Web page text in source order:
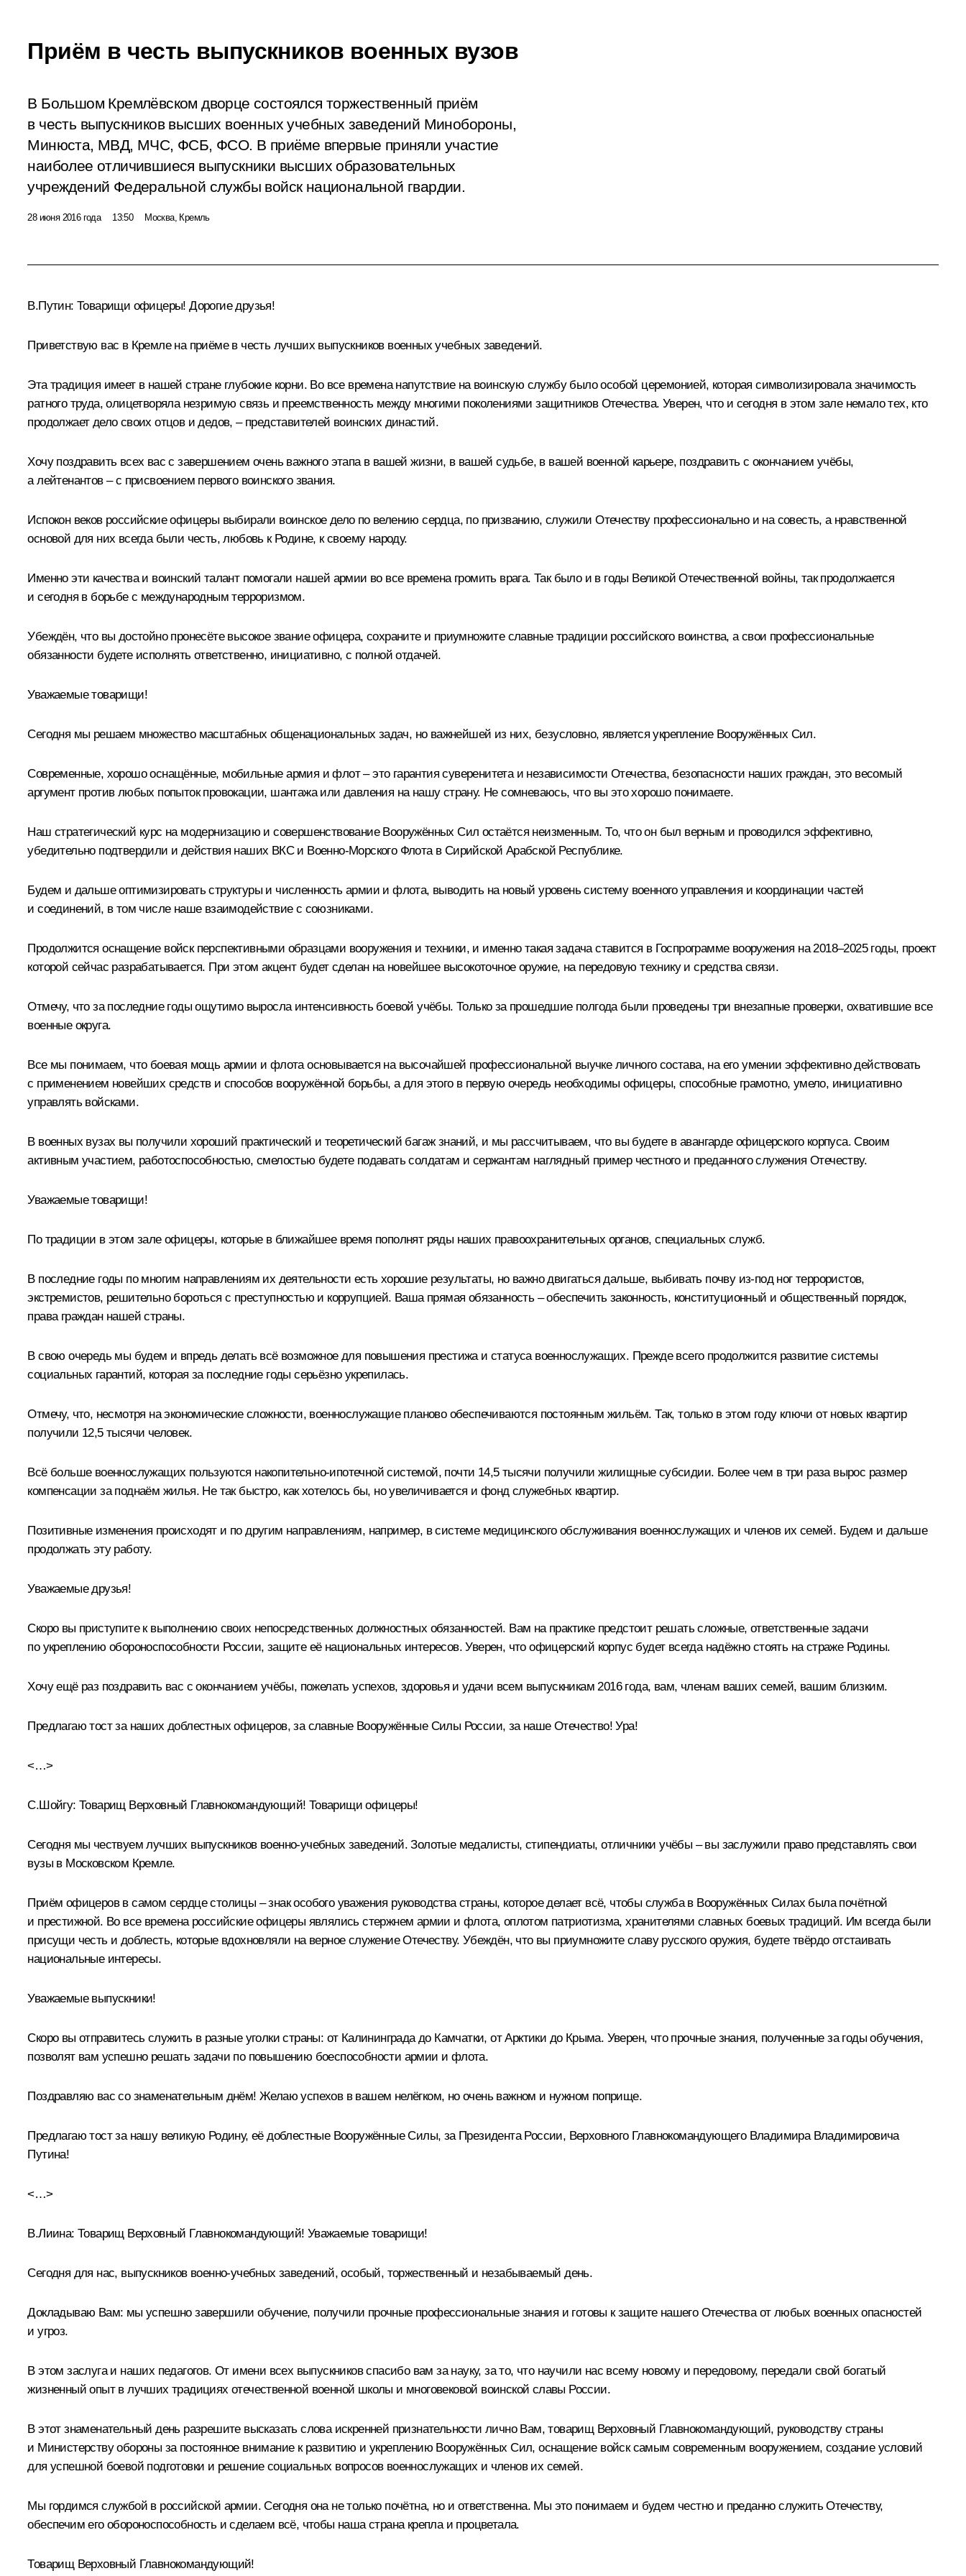
Приём в честь выпускников военных вузов
В Большом Кремлёвском дворце состоялся торжественный приём
в честь выпускников высших военных учебных заведений Минобороны,
Минюста, МВД, МЧС, ФСБ, ФСО. В приёме впервые приняли участие
наиболее отличившиеся выпускники высших образовательных
учреждений Федеральной службы войск национальной гвардии.
28 июня 2016 года 13:50 Москва, Кремль
В.Путин: Товарищи офицеры! Дорогие друзья!
Приветствую вас в Кремле на приёме в честь лучших выпускников военных учебных заведений.
Эта традиция имеет в нашей стране глубокие корни. Во все времена напутствие на воинскую службу было особой церемонией, которая символизировала значимость
ратного труда, олицетворяла незримую связь и преемственность между многими поколениями защитников Отечества. Уверен, что и сегодня в этом зале немало тех, кто
продолжает дело своих отцов и дедов, – представителей воинских династий.
Хочу поздравить всех вас с завершением очень важного этапа в вашей жизни, в вашей судьбе, в вашей военной карьере, поздравить с окончанием учёбы,
а лейтенантов – с присвоением первого воинского звания.
Испокон веков российские офицеры выбирали воинское дело по велению сердца, по призванию, служили Отечеству профессионально и на совесть, а нравственной
основой для них всегда были честь, любовь к Родине, к своему народу.
Именно эти качества и воинский талант помогали нашей армии во все времена громить врага. Так было и в годы Великой Отечественной войны, так продолжается
и сегодня в борьбе с международным терроризмом.
Убеждён, что вы достойно пронесёте высокое звание офицера, сохраните и приумножите славные традиции российского воинства, а свои профессиональные
обязанности будете исполнять ответственно, инициативно, с полной отдачей.
Уважаемые товарищи!
Сегодня мы решаем множество масштабных общенациональных задач, но важнейшей из них, безусловно, является укрепление Вооружённых Сил.
Современные, хорошо оснащённые, мобильные армия и флот – это гарантия суверенитета и независимости Отечества, безопасности наших граждан, это весомый
аргумент против любых попыток провокации, шантажа или давления на нашу страну. Не сомневаюсь, что вы это хорошо понимаете.
Наш стратегический курс на модернизацию и совершенствование Вооружённых Сил остаётся неизменным. То, что он был верным и проводился эффективно,
убедительно подтвердили и действия наших ВКС и Военно-Морского Флота в Сирийской Арабской Республике.
Будем и дальше оптимизировать структуры и численность армии и флота, выводить на новый уровень систему военного управления и координации частей
и соединений, в том числе наше взаимодействие с союзниками.
Продолжится оснащение войск перспективными образцами вооружения и техники, и именно такая задача ставится в Госпрограмме вооружения на 2018–2025 годы, проект
которой сейчас разрабатывается. При этом акцент будет сделан на новейшее высокоточное оружие, на передовую технику и средства связи.
Отмечу, что за последние годы ощутимо выросла интенсивность боевой учёбы. Только за прошедшие полгода были проведены три внезапные проверки, охватившие все
военные округа.
Все мы понимаем, что боевая мощь армии и флота основывается на высочайшей профессиональной выучке личного состава, на его умении эффективно действовать
с применением новейших средств и способов вооружённой борьбы, а для этого в первую очередь необходимы офицеры, способные грамотно, умело, инициативно
управлять войсками.
В военных вузах вы получили хороший практический и теоретический багаж знаний, и мы рассчитываем, что вы будете в авангарде офицерского корпуса. Своим
активным участием, работоспособностью, смелостью будете подавать солдатам и сержантам наглядный пример честного и преданного служения Отечеству.
Уважаемые товарищи!
По традиции в этом зале офицеры, которые в ближайшее время пополнят ряды наших правоохранительных органов, специальных служб.
В последние годы по многим направлениям их деятельности есть хорошие результаты, но важно двигаться дальше, выбивать почву из‑под ног террористов,
экстремистов, решительно бороться с преступностью и коррупцией. Ваша прямая обязанность – обеспечить законность, конституционный и общественный порядок,
права граждан нашей страны.
В свою очередь мы будем и впредь делать всё возможное для повышения престижа и статуса военнослужащих. Прежде всего продолжится развитие системы
социальных гарантий, которая за последние годы серьёзно укрепилась.
Отмечу, что, несмотря на экономические сложности, военнослужащие планово обеспечиваются постоянным жильём. Так, только в этом году ключи от новых квартир
получили 12,5 тысячи человек.
Всё больше военнослужащих пользуются накопительно-ипотечной системой, почти 14,5 тысячи получили жилищные субсидии. Более чем в три раза вырос размер
компенсации за поднаём жилья. Не так быстро, как хотелось бы, но увеличивается и фонд служебных квартир.
Позитивные изменения происходят и по другим направлениям, например, в системе медицинского обслуживания военнослужащих и членов их семей. Будем и дальше
продолжать эту работу.
Уважаемые друзья!
Скоро вы приступите к выполнению своих непосредственных должностных обязанностей. Вам на практике предстоит решать сложные, ответственные задачи
по укреплению обороноспособности России, защите её национальных интересов. Уверен, что офицерский корпус будет всегда надёжно стоять на страже Родины.
Хочу ещё раз поздравить вас с окончанием учёбы, пожелать успехов, здоровья и удачи всем выпускникам 2016 года, вам, членам ваших семей, вашим близким.
Предлагаю тост за наших доблестных офицеров, за славные Вооружённые Силы России, за наше Отечество! Ура!
<…>
С.Шойгу: Товарищ Верховный Главнокомандующий! Товарищи офицеры!
Сегодня мы чествуем лучших выпускников военно-учебных заведений. Золотые медалисты, стипендиаты, отличники учёбы – вы заслужили право представлять свои
вузы в Московском Кремле.
Приём офицеров в самом сердце столицы – знак особого уважения руководства страны, которое делает всё, чтобы служба в Вооружённых Силах была почётной
и престижной. Во все времена российские офицеры являлись стержнем армии и флота, оплотом патриотизма, хранителями славных боевых традиций. Им всегда были
присущи честь и доблесть, которые вдохновляли на верное служение Отечеству. Убеждён, что вы приумножите славу русского оружия, будете твёрдо отстаивать
национальные интересы.
Уважаемые выпускники!
Скоро вы отправитесь служить в разные уголки страны: от Калининграда до Камчатки, от Арктики до Крыма. Уверен, что прочные знания, полученные за годы обучения,
позволят вам успешно решать задачи по повышению боеспособности армии и флота.
Поздравляю вас со знаменательным днём! Желаю успехов в вашем нелёгком, но очень важном и нужном поприще.
Предлагаю тост за нашу великую Родину, её доблестные Вооружённые Силы, за Президента России, Верховного Главнокомандующего Владимира Владимировича
Путина!
<…>
В.Лиина: Товарищ Верховный Главнокомандующий! Уважаемые товарищи!
Сегодня для нас, выпускников военно-учебных заведений, особый, торжественный и незабываемый день.
Докладываю Вам: мы успешно завершили обучение, получили прочные профессиональные знания и готовы к защите нашего Отечества от любых военных опасностей
и угроз.
В этом заслуга и наших педагогов. От имени всех выпускников спасибо вам за науку, за то, что научили нас всему новому и передовому, передали свой богатый
жизненный опыт в лучших традициях отечественной военной школы и многовековой воинской славы России.
В этот знаменательный день разрешите высказать слова искренней признательности лично Вам, товарищ Верховный Главнокомандующий, руководству страны
и Министерству обороны за постоянное внимание к развитию и укреплению Вооружённых Сил, оснащение войск самым современным вооружением, создание условий
для успешной боевой подготовки и решение социальных вопросов военнослужащих и членов их семей.
Мы гордимся службой в российской армии. Сегодня она не только почётна, но и ответственна. Мы это понимаем и будем честно и преданно служить Отечеству,
обеспечим его обороноспособность и сделаем всё, чтобы наша страна крепла и процветала.
Товарищ Верховный Главнокомандующий!